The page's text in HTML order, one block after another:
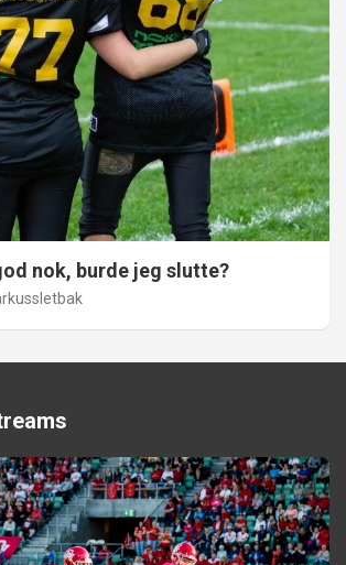
nok, burde jeg slutte?